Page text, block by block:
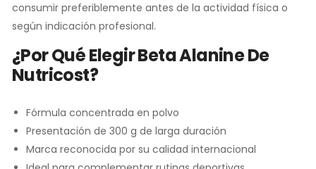
consumir preferiblemente antes de la actividad física o
según indicación profesional.
¿Por Qué Elegir Beta Alanine De
Nutricost?
Fórmula concentrada en polvo
Presentación de 300 g de larga duración
Marca reconocida por su calidad internacional